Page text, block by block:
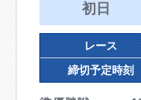
初日
レース
締切予定時刻